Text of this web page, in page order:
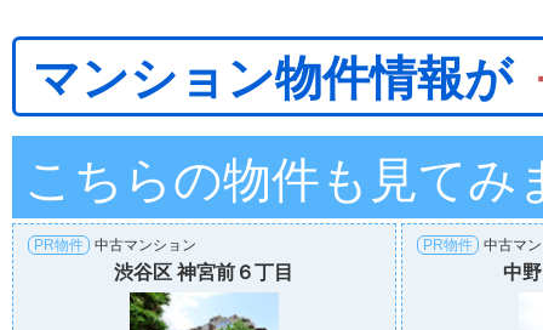
マンション物件情報が
こちらの物件も見てみ
PR物件 中古マンション
渋谷区 神宮前６丁目
PR物件 中古マ
中